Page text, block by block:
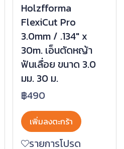
Holzfforma
FlexiCut Pro
3.0mm / .134" x
30m. เอ็นตัดหญ้า
ฟันเลื่อย ขนาด 3.0
มม. 30 ม.
฿490
เพิ่มลงตะกร้า
รายการโปรด